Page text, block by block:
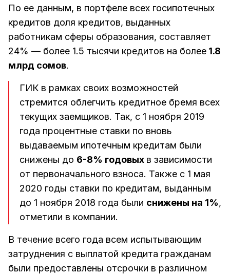
По ее данным, в портфеле всех госипотечных
кредитов доля кредитов, выданных
работникам сферы образования, составляет
24% — более 1.5 тысячи кредитов на более 1.8
млрд сомов.
ГИК в рамках своих возможностей
стремится облегчить кредитное бремя всех
текущих заемщиков. Так, с 1 ноября 2019
года процентные ставки по вновь
выдаваемым ипотечным кредитам были
снижены до 6-8% годовых в зависимости
от первоначального взноса. Также с 1 мая
2020 годы ставки по кредитам, выданным
до 1 ноября 2018 года были снижены на 1%,
отметили в компании.
В течение всего года всем испытывающим
затруднения с выплатой кредита гражданам
были предоставлены отсрочки в различном